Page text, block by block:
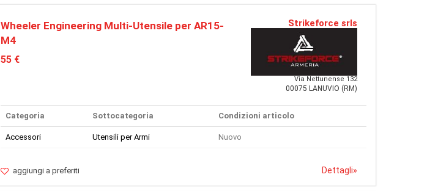
Wheeler Engineering Multi-Utensile per AR15-
M4
55 €
Strikeforce srls
Via Nettunense 132
00075 LANUVIO (RM)
Categoria Sottocategoria Condizioni articolo
Accessori Utensili per Armi Nuovo
aggiungi a preferiti Dettagli»